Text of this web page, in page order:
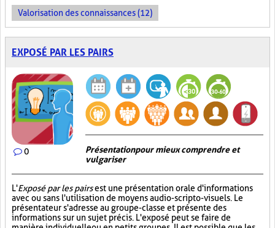
Valorisation des connaissances (12)
EXPOSÉ PAR LES PAIRS
0
Présentation pour mieux comprendre et
vulgariser
L'Exposé par les pairsest une présentation orale d'informations
avec ou sans l'utilisation de moyens audio-scripto-visuels. Le
présentateur s'adresse au groupe-classe et présente des
informations sur un sujet précis. L'exposé peut se faire de